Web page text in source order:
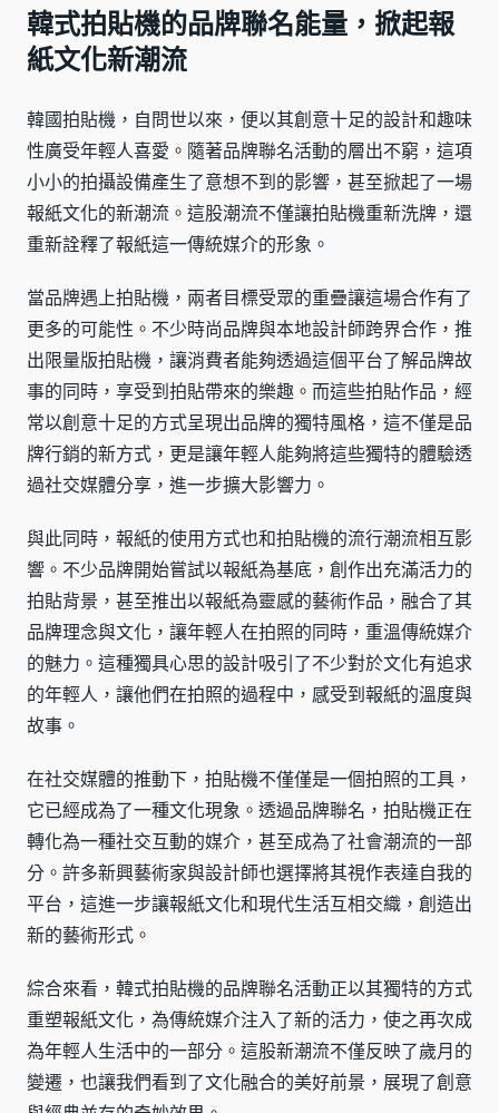
韓式拍貼機的品牌聯名能量，掀起報
紙文化新潮流
韓國拍貼機，自問世以來，便以其創意十足的設計和趣味
性廣受年輕人喜愛。隨著品牌聯名活動的層出不窮，這項
小小的拍攝設備產生了意想不到的影響，甚至掀起了一場
報紙文化的新潮流。這股潮流不僅讓拍貼機重新洗牌，還
重新詮釋了報紙這一傳統媒介的形象。
當品牌遇上拍貼機，兩者目標受眾的重疊讓這場合作有了
更多的可能性。不少時尚品牌與本地設計師跨界合作，推
出限量版拍貼機，讓消費者能夠透過這個平台了解品牌故
事的同時，享受到拍貼帶來的樂趣。而這些拍貼作品，經
常以創意十足的方式呈現出品牌的獨特風格，這不僅是品
牌行銷的新方式，更是讓年輕人能夠將這些獨特的體驗透
過社交媒體分享，進一步擴大影響力。
與此同時，報紙的使用方式也和拍貼機的流行潮流相互影
響。不少品牌開始嘗試以報紙為基底，創作出充滿活力的
拍貼背景，甚至推出以報紙為靈感的藝術作品，融合了其
品牌理念與文化，讓年輕人在拍照的同時，重溫傳統媒介
的魅力。這種獨具心思的設計吸引了不少對於文化有追求
的年輕人，讓他們在拍照的過程中，感受到報紙的溫度與
故事。
在社交媒體的推動下，拍貼機不僅僅是一個拍照的工具，
它已經成為了一種文化現象。透過品牌聯名，拍貼機正在
轉化為一種社交互動的媒介，甚至成為了社會潮流的一部
分。許多新興藝術家與設計師也選擇將其視作表達自我的
平台，這進一步讓報紙文化和現代生活互相交織，創造出
新的藝術形式。
綜合來看，韓式拍貼機的品牌聯名活動正以其獨特的方式
重塑報紙文化，為傳統媒介注入了新的活力，使之再次成
為年輕人生活中的一部分。這股新潮流不僅反映了歲月的
變遷，也讓我們看到了文化融合的美好前景，展現了創意